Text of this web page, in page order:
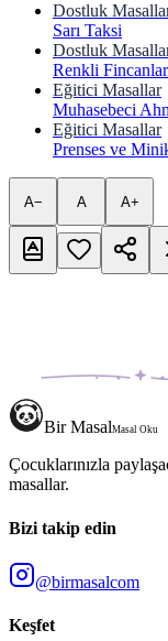
Dostluk
Sarı Taksi
Dostluk
Renkli Fincanlar
Eğitici Masallar
Muhasebeci
Eğitici Masallar
Prenses ve
A− A A+
Bir MasalMasal Oku
Çocuklarınızla
masallar.
Bizi takip edin
@birmasalcom
Keşfet